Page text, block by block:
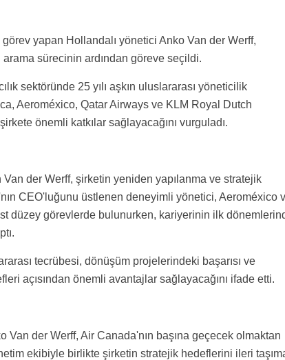
yapan Hollandalı yönetici Anko Van der Werff,
sürecinin ardından göreve seçildi.
sektöründe 25 yılı aşkın uluslararası yöneticilik
Aeroméxico, Qatar Airways ve KLM Royal Dutch
önemli katkılar sağlayacağını vurguladı.
der Werff, şirketin yeniden yapılanma ve stratejik
CEO'luğunu üstlenen deneyimli yönetici, Aeroméxico
düzey görevlerde bulunurken, kariyerinin ilk
tecrübesi, dönüşüm projelerindeki başarısı ve
açısından önemli avantajlar sağlayacağını ifade etti.
Van der Werff, Air Canada'nın başına geçecek olmaktan
ekibiyle birlikte şirketin stratejik hedeflerini ileri